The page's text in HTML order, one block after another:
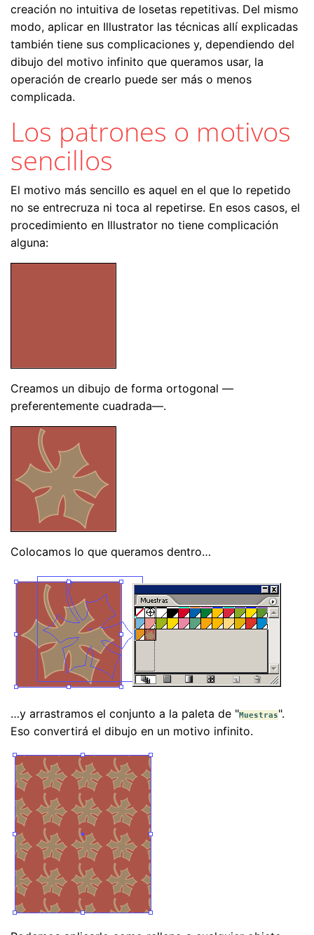
creación no intuitiva de losetas repetitivas. Del mismo
modo, aplicar en Illustrator las técnicas allí explicadas
también tiene sus complicaciones y, dependiendo del
dibujo del motivo infinito que queramos usar, la
operación de crearlo puede ser más o menos
complicada.
Los patrones o motivos
sencillos
El motivo más sencillo es aquel en el que lo repetido
no se entrecruza ni toca al repetirse. En esos casos, el
procedimiento en Illustrator no tiene complicación
alguna:
Creamos un dibujo de forma ortogonal —
preferentemente cuadrada—.
Colocamos lo que queramos dentro…
…y arrastramos el conjunto a la paleta de "Muestras".
Eso convertirá el dibujo en un motivo infinito.